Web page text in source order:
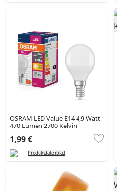
OSRAM LED Value E14 4,9 Watt
470 Lumen 2700 Kelvin
1,99 €
Produktdatenblatt